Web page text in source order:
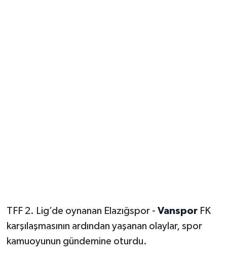
TFF 2. Lig’de oynanan Elazığspor - VansporFK
karşılaşmasının ardından yaşanan olaylar, spor
kamuoyunun gündemine oturdu.